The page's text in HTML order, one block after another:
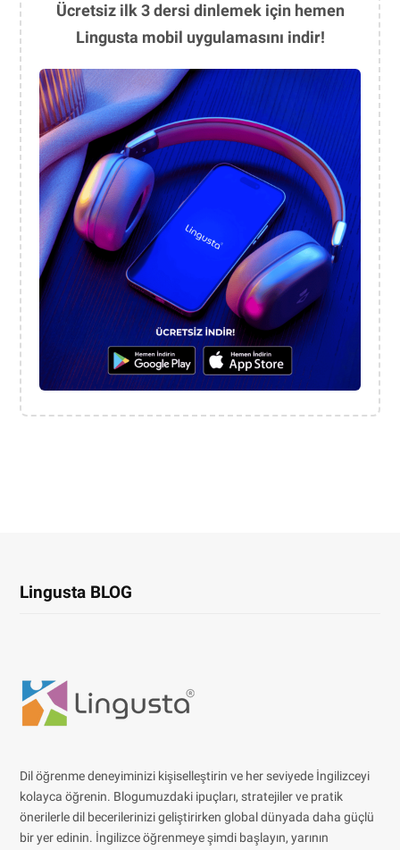
Ücretsiz ilk 3 dersi dinlemek için hemen
Lingusta mobil uygulamasını indir!
Lingusta BLOG
Dil öğrenme deneyiminizi kişiselleştirin ve her seviyede İngilizceyi
kolayca öğrenin. Blogumuzdaki ipuçları, stratejiler ve pratik
önerilerle dil becerilerinizi geliştirirken global dünyada daha güçlü
bir yer edinin. İngilizce öğrenmeye şimdi başlayın, yarının